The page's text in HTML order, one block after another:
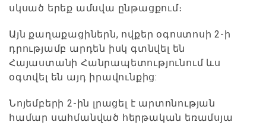
սկսած երեք ամսվա ընթացքում։
Այն քաղաքացիներն, ովքեր օգոստոսի 2-ի
դրությամբ արդեն իսկ գտնվել են
Հայաստանի Հանրապետությունում ևս
օգտվել են այդ իրավունքից:
Նոյեմբերի 2-ին լրացել է արտոնության
համար սահմանված հերթական եռամսյա